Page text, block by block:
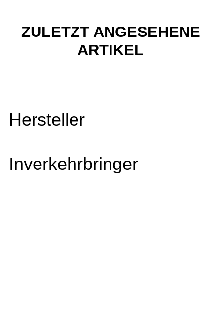
ZULETZT ANGESEHENE
ARTIKEL
Hersteller
Inverkehrbringer